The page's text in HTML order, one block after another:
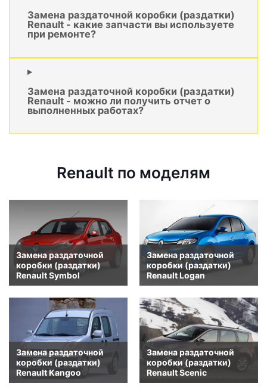
Замена раздаточной коробки (раздатки)
Renault - какие запчасти вы используете
при ремонте?
Замена раздаточной коробки (раздатки)
Renault - можно ли получить отчет о
выполненных работах?
Renault по моделям
Замена раздаточной
коробки (раздатки)
Renault Symbol
Замена раздаточной
коробки (раздатки)
Renault Logan
Замена раздаточной
коробки (раздатки)
Renault Kangoo
Замена раздаточной
коробки (раздатки)
Renault Scenic